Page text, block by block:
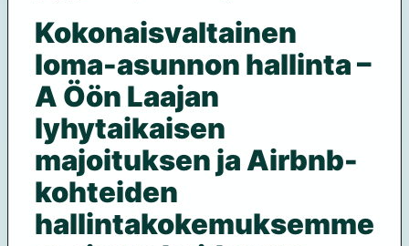
Kokonaisvaltainen
loma-asunnon hallinta –
A Öön Laajan
lyhytaikaisen
majoituksen ja Airbnb-
kohteiden
hallintakokemuksemme